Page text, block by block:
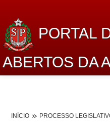
PORTAL
ABERTOS DA
INÍCIO PROCESSO